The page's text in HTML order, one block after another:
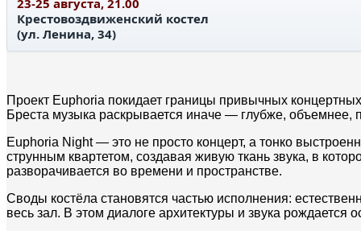
Крестовоздвиженский костел
(ул. Ленина, 34)
Проект Euphoria покидает границы привычных
Бреста музыка раскрывается иначе — глубже, объемнее,
Euphoria Night — это не просто концерт, а тонко
струнным квартетом, создавая живую ткань звука, в
разворачивается во времени и пространстве.
Своды костёла становятся частью исполнения:
весь зал. В этом диалоге архитектуры и звука